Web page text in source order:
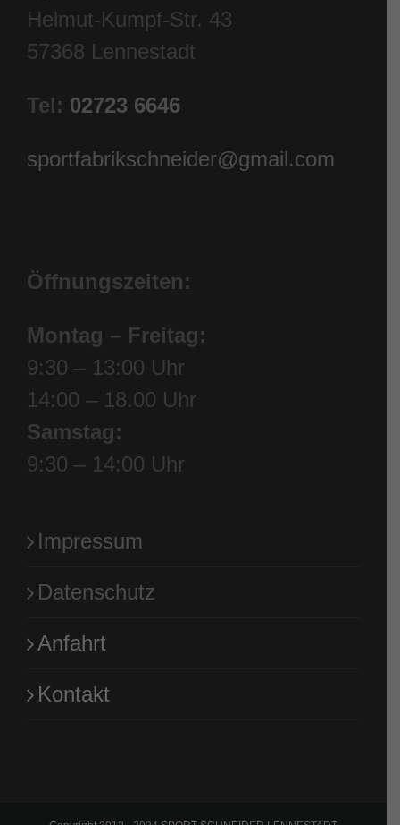
Helmut-Kumpf-Str. 43
57368 Lennestadt
Tel: 02723 6646
sportfabrikschneider@gmail.com
Öffnungszeiten:
Montag – Freitag:
9:30 – 13:00 Uhr
14:00 – 18.00 Uhr
Samstag:
9:30 – 14:00 Uhr
Impressum
Datenschutz
Anfahrt
Kontakt